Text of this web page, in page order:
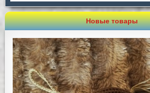
Новые товары